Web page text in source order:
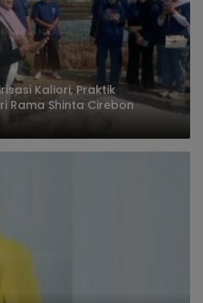
Kaliori, Praktik
Rama Shinta Cirebon